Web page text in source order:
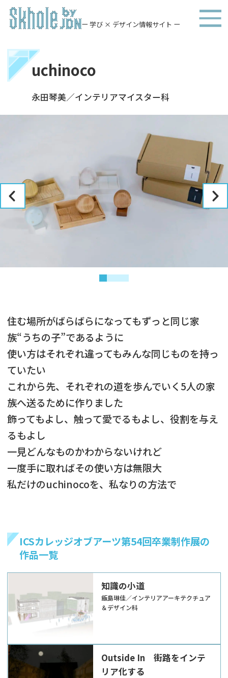
ー 学び × デザイン情報サイト ー
uchinoco
永田琴美／インテリアマイスター科
住む場所がばらばらになってもずっと同じ家
族“うちの子”であるように
使い方はそれぞれ違ってもみんな同じものを持っ
ていたい
これから先、それぞれの道を歩んでいく5人の家
族へ送るために作りました
飾ってもよし、触って愛でるもよし、役割を与え
るもよし
一見どんなものかわからないけれど
一度手に取ればその使い方は無限大
私だけのuchinocoを、私なりの方法で
ICSカレッジオブアーツ第54回卒業制作展の
作品一覧
知識の小道
飯島琳佳／インテリアアーキテクチュア
＆デザイン科
Outside In 街路をインテ
リア化する